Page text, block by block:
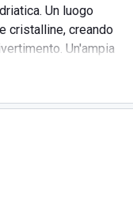
Un luogo
cristalline, creando
Un'ampia